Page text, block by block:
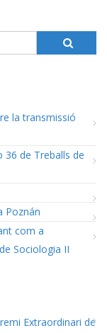
la transmissió
36 de Treballs de
Poznán
com a
Sociologia II
Extraordinari de